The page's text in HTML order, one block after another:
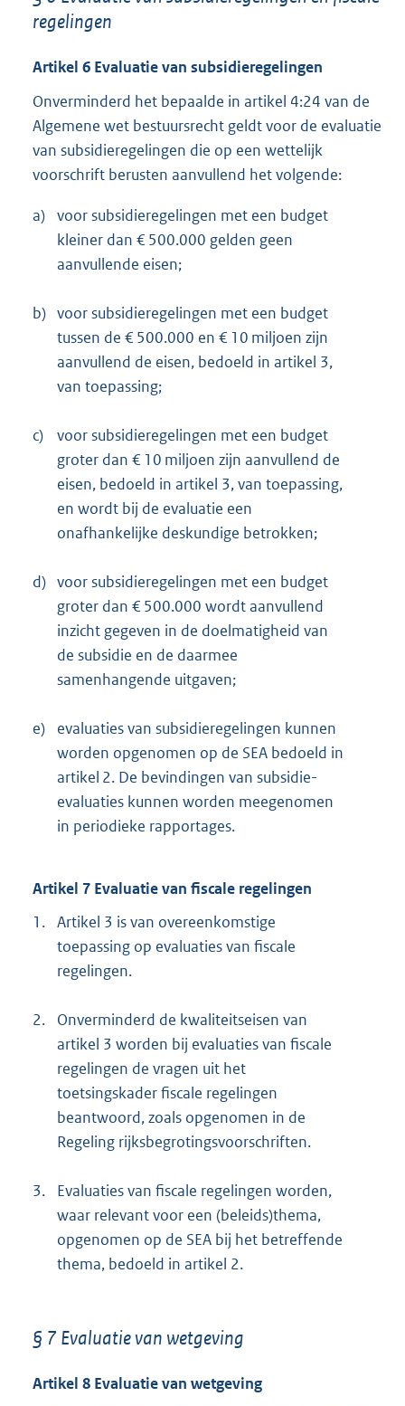
regelingen
Artikel 6 Evaluatie van subsidieregelingen
Onverminderd het bepaalde in artikel 4:24 van de
Algemene wet bestuursrecht geldt voor de evaluatie
van subsidieregelingen die op een wettelijk
voorschrift berusten aanvullend het volgende:
a) voor subsidieregelingen met een budget
kleiner dan € 500.000 gelden geen
aanvullende eisen;
b) voor subsidieregelingen met een budget
tussen de € 500.000 en € 10 miljoen zijn
aanvullend de eisen, bedoeld in artikel 3,
van toepassing;
c)
voor subsidieregelingen met een budget
groter dan € 10 miljoen zijn aanvullend de
eisen, bedoeld in artikel 3, van toepassing,
en wordt bij de evaluatie een
onafhankelijke deskundige betrokken;
d) voor subsidieregelingen met een budget
groter dan € 500.000 wordt aanvullend
inzicht gegeven in de doelmatigheid van
de subsidie en de daarmee
samenhangende uitgaven;
e)
evaluaties van subsidieregelingen kunnen
worden opgenomen op de SEA bedoeld in
artikel 2. De bevindingen van subsidie-
evaluaties kunnen worden meegenomen
in periodieke rapportages.
Artikel 7 Evaluatie van fiscale regelingen
1. Artikel 3 is van overeenkomstige
toepassing op evaluaties van fiscale
regelingen.
2.
Onverminderd de kwaliteitseisen van
artikel 3 worden bij evaluaties van fiscale
regelingen de vragen uit het
toetsingskader fiscale regelingen
beantwoord, zoals opgenomen in de
Regeling rijksbegrotingsvoorschriften.
3.
Evaluaties van fiscale regelingen worden,
waar relevant voor een (beleids)thema,
opgenomen op de SEA bij het betreffende
thema, bedoeld in artikel 2.
§ 7 Evaluatie van wetgeving
Artikel 8 Evaluatie van wetgeving